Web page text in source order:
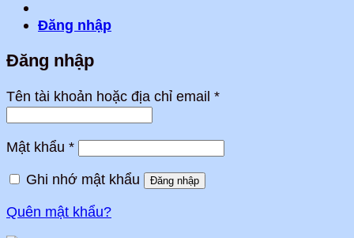
Đăng nhập
Đăng nhập
Tên tài khoản hoặc địa chỉ email *Bắt
Mật khẩu *Bắt
Ghi nhớ mật khẩu
Đăng nhập
Quên mật khẩu?